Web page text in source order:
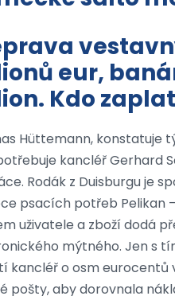
eur,
Kdo
Hüttemann, konstatuje
kancléř Gerhard
Rodák z Duisburgu je
psacích potřeb Pelikan
uživatele a zboží dodá
mýtného. Jen s
kancléř o osm eurocentů
pošty, aby dorovnala